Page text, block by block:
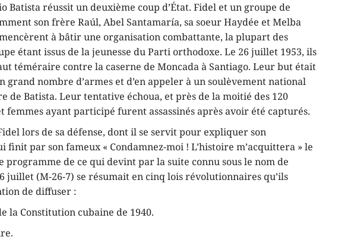
Batista réussit un deuxième coup d’État. Fidel et un groupe de
son frère Raúl, Abel Santamaría, sa soeur Haydée et Melba
à bâtir une organisation combattante, la plupart des
étant issus de la jeunesse du Parti orthodoxe. Le 26 juillet 1953, ils
téméraire contre la caserne de Moncada à Santiago. Leur but était
grand nombre d’armes et d’en appeler à un soulèvement national
de Batista. Leur tentative échoua, et près de la moitié des 120
femmes ayant participé furent assassinés après avoir été capturés.
lors de sa défense, dont il se servit pour expliquer son
finit par son fameux « Condamnez-moi ! L’histoire m’acquittera » le
programme de ce qui devint par la suite connu sous le nom de
juillet (M-26-7) se résumait en cinq lois révolutionnaires qu’ils
de diffuser :
la Constitution cubaine de 1940.